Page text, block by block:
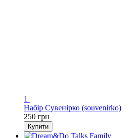
1
Набір Сувенірко (souvenirko)
250 грн
Купити